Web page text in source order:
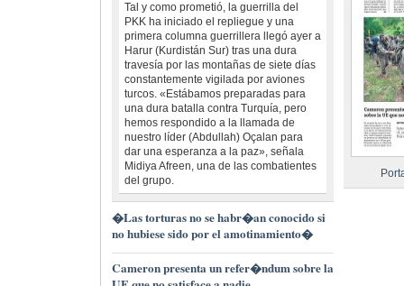
Tal y como prometió, la guerrilla del
PKK ha iniciado el repliegue y una
primera columna guerrillera llegó ayer a
Harur (Kurdistán Sur) tras una dura
travesía por las montañas de siete días
constantemente vigilada por aviones
turcos. «Estábamos preparadas para
una dura batalla contra Turquía, pero
hemos respondido a la llamada de
nuestro líder (Abdullah) Oçalan para
dar una esperanza a la paz», señala
Midiya Afreen, una de las combatientes
del grupo.
�Las torturas no se habr�an conocido si
no hubiese sido por el amotinamiento�
Cameron presenta un refer�ndum sobre la